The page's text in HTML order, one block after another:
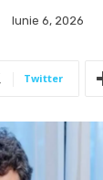
Iunie 6, 2026
Twitter